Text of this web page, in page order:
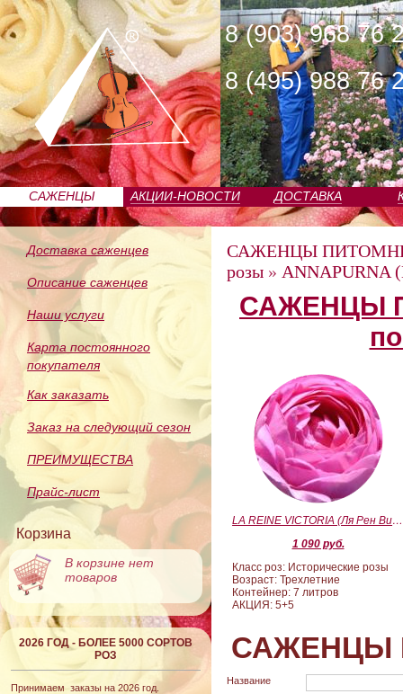
8 (903) 968 76
8 (495) 988 76
САЖЕНЦЫ
ПИТОМНИКА
АКЦИИ-НОВОСТИ ДОСТАВКА
Доставка саженцев
Описание саженцев
Наши услуги
Карта постоянного
покупателя
Как заказать
Заказ на следующий сезон
ПРЕИМУЩЕСТВА
Прайс-лист
Корзина
В корзине нет
товаров
2026 ГОД - БОЛЕЕ 5000 СОРТОВ
РОЗ
Принимаем заказы на 2026 год.
САЖЕНЦЫ
розы » ANNAPURNA
САЖЕНЦЫ
LA REINE VICTORIA (Ля Рен Виктория)
1 090 руб.
Класс роз: Исторические розы
Возраст: Трехлетние
Контейнер: 7 литров
АКЦИЯ: 5+5
САЖЕНЦЫ
Название